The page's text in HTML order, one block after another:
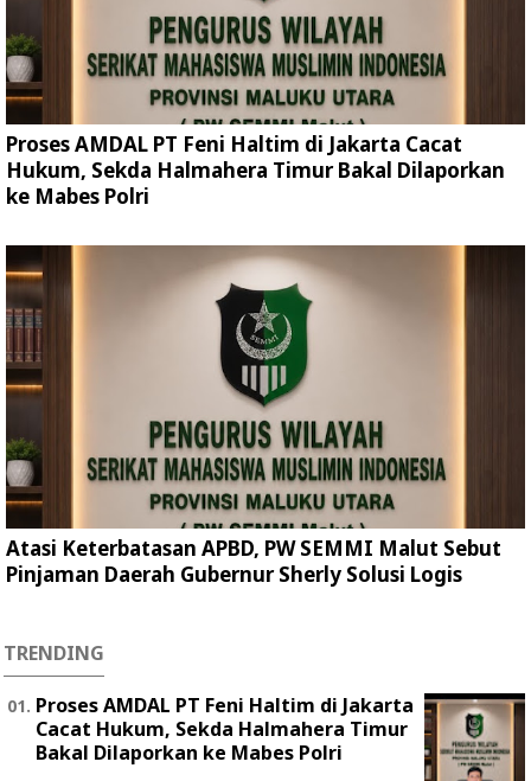
Proses AMDAL PT Feni Haltim di Jakarta Cacat
Hukum, Sekda Halmahera Timur Bakal Dilaporkan
ke Mabes Polri
Atasi Keterbatasan APBD, PW SEMMI Malut Sebut
Pinjaman Daerah Gubernur Sherly Solusi Logis
TRENDING
Proses AMDAL PT Feni Haltim di Jakarta
Cacat Hukum, Sekda Halmahera Timur
Bakal Dilaporkan ke Mabes Polri